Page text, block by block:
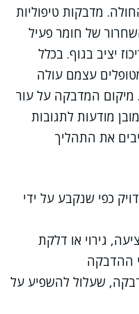
מדבקות טיפוליות
של חומר פעיל
יציב בגוף. בכלל
עצמם עולה
מיקום המדבקה על עור
מודעות לתגובות
את התהליך
כפי שנקבע על ידי
גירוי או דלקת
ההדבקה
שעלול להשפיע על